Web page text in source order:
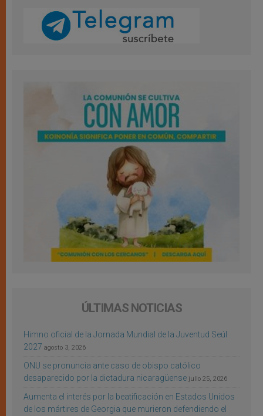
ÚLTIMAS NOTICIAS
Himno oficial de la Jornada Mundial de la Juventud Seúl
2027 agosto 3, 2026
ONU se pronuncia ante caso de obispo católico
desaparecido por la dictadura nicaragüense julio 25, 2026
Aumenta el interés por la beatificación en Estados Unidos
de los mártires de Georgia que murieron defendiendo el